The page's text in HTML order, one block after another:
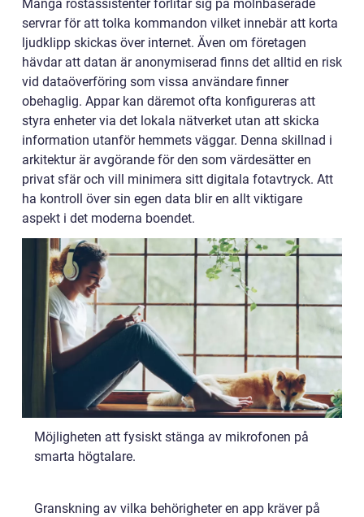
Många röstassistenter förlitar sig på molnbaserade
servrar för att tolka kommandon vilket innebär att korta
ljudklipp skickas över internet. Även om företagen
hävdar att datan är anonymiserad finns det alltid en risk
vid dataöverföring som vissa användare finner
obehaglig. Appar kan däremot ofta konfigureras att
styra enheter via det lokala nätverket utan att skicka
information utanför hemmets väggar. Denna skillnad i
arkitektur är avgörande för den som värdesätter en
privat sfär och vill minimera sitt digitala fotavtryck. Att
ha kontroll över sin egen data blir en allt viktigare
aspekt i det moderna boendet.
Möjligheten att fysiskt stänga av mikrofonen på
smarta högtalare.
Granskning av vilka behörigheter en app kräver på